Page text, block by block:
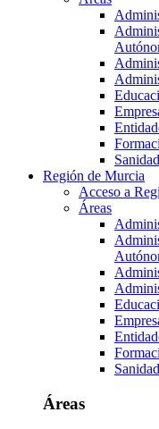
Sanidad
Región de Murcia
Acceso a
Áreas
Sanidad
Áreas